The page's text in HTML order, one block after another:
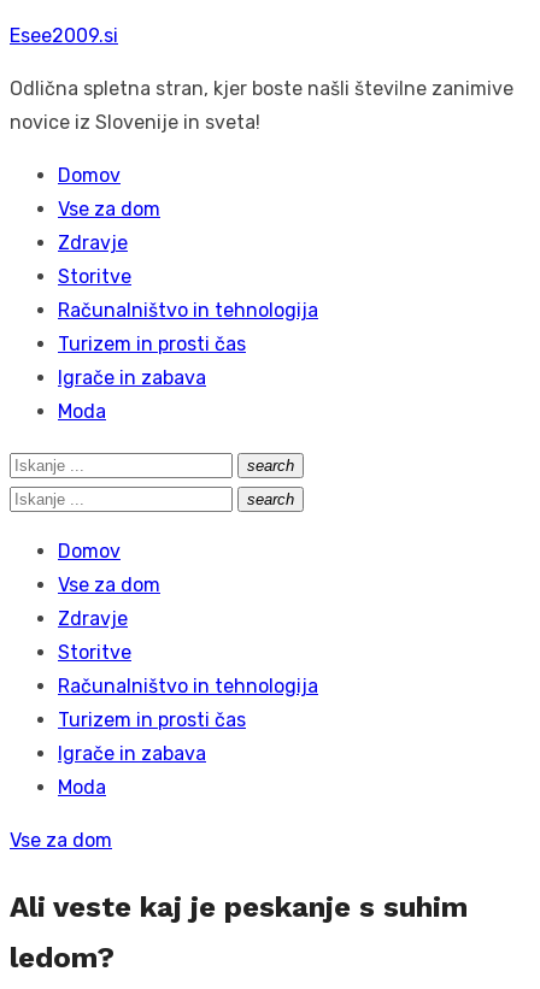
Skip
content
Esee2009.si
Odlična spletna stran, kjer boste našli številne zanimive
novice iz Slovenije in sveta!
Domov
Vse za dom
Zdravje
Storitve
Računalništvo in tehnologija
Turizem in prosti čas
Igrače in zabava
Moda
Search
for:
search
Išči
Search
search
Išči
Domov
Vse za dom
Zdravje
Storitve
Računalništvo in tehnologija
Turizem in prosti čas
Igrače in zabava
Moda
Vse za dom
Ali veste kaj je peskanje s suhim
ledom?